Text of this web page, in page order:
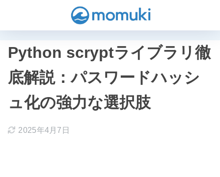
Python scryptライブラリ徹
底解説：パスワードハッシ
ュ化の強力な選択肢
2025年4月7日